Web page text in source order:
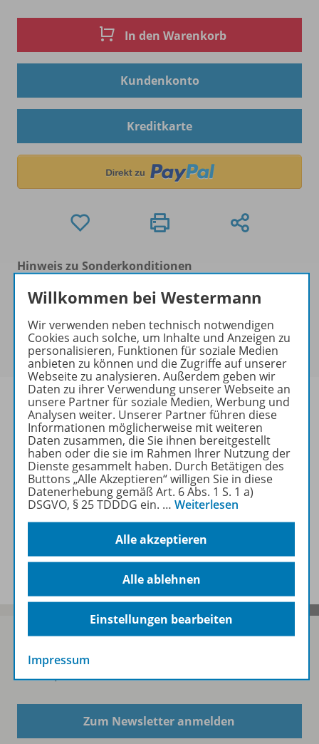
In den Warenkorb
Kundenkonto
Kreditkarte
Hinweis zu Sonderkonditionen
keine Sonderkonditionen gewährt werden.
Sie haben ein passendes
Spar-Paket
Um den für Sie gültigen Preis zu sehen,melden Sie
sich bitte an.
Informationen
Weitere Inhalte der Ausgabe
Spar-Pakete
Zum Newsletter anmelden
Willkommen bei Westermann
Wir verwenden neben technisch notwendigen
Cookies auch solche, um Inhalte und Anzeigen zu
personalisieren, Funktionen für soziale Medien
anbieten zu können und die Zugriffe auf unserer
Webseite zu analysieren. Außerdem geben wir
Daten zu ihrer Verwendung unserer Webseite an
unsere Partner für soziale Medien, Werbung und
Analysen weiter. Unserer Partner führen diese
Informationen möglicherweise mit weiteren
Daten zusammen, die Sie ihnen bereitgestellt
haben oder die sie im Rahmen Ihrer Nutzung der
Dienste gesammelt haben. Durch Betätigen des
Buttons „Alle Akzeptieren“ willigen Sie in diese
Datenerhebung gemäß Art. 6 Abs. 1 S. 1 a)
DSGVO, § 25 TDDDG ein. … Weiterlesen
Alle akzeptieren
Alle ablehnen
Einstellungen bearbeiten
Impressum